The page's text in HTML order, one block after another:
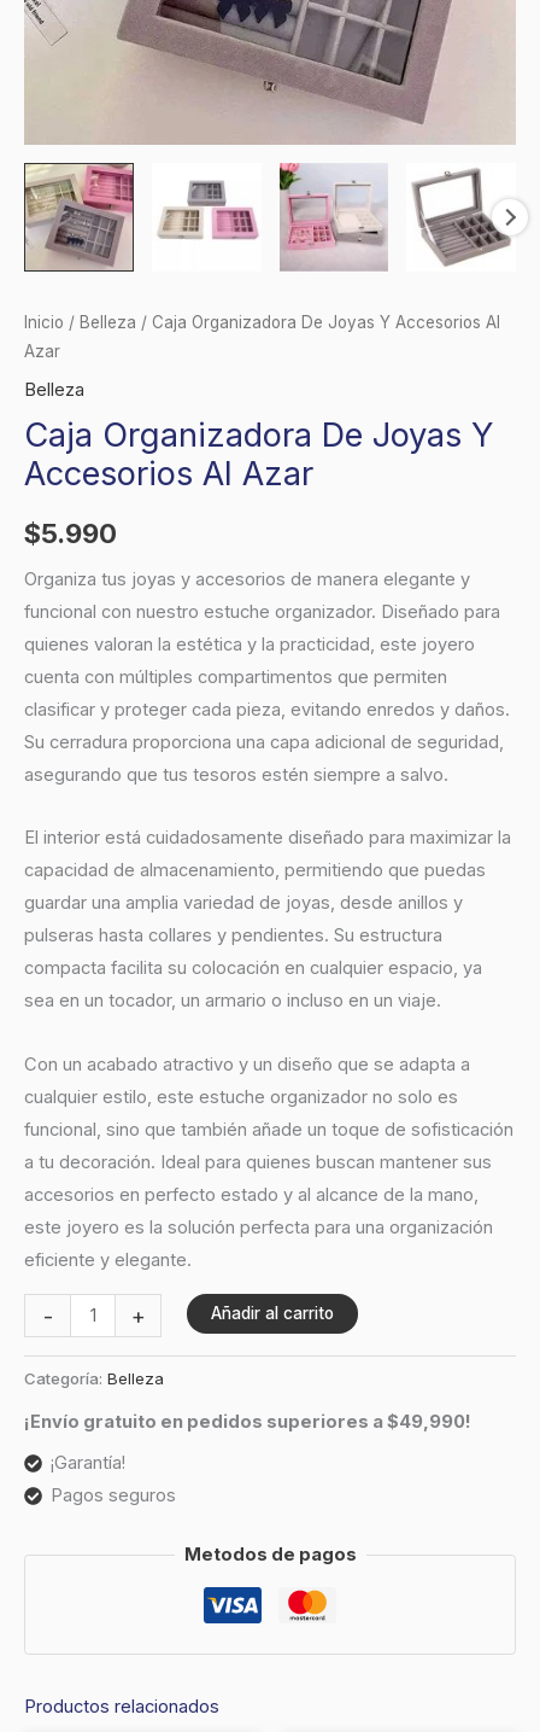
Inicio / Belleza / Caja Organizadora De Joyas Y Accesorios Al
Azar
Belleza
Caja Organizadora De Joyas Y
Accesorios Al Azar
$5.990
Organiza tus joyas y accesorios de manera elegante y
funcional con nuestro estuche organizador. Diseñado para
quienes valoran la estética y la practicidad, este joyero
cuenta con múltiples compartimentos que permiten
clasificar y proteger cada pieza, evitando enredos y daños.
Su cerradura proporciona una capa adicional de seguridad,
asegurando que tus tesoros estén siempre a salvo.
El interior está cuidadosamente diseñado para maximizar la
capacidad de almacenamiento, permitiendo que puedas
guardar una amplia variedad de joyas, desde anillos y
pulseras hasta collares y pendientes. Su estructura
compacta facilita su colocación en cualquier espacio, ya
sea en un tocador, un armario o incluso en un viaje.
Con un acabado atractivo y un diseño que se adapta a
cualquier estilo, este estuche organizador no solo es
funcional, sino que también añade un toque de sofisticación
a tu decoración. Ideal para quienes buscan mantener sus
accesorios en perfecto estado y al alcance de la mano,
este joyero es la solución perfecta para una organización
eficiente y elegante.
- + Añadir al carrito
Categoría: Belleza
¡Envío gratuito en pedidos superiores a $49,990!
¡Garantía!
Pagos seguros
Metodos de pagos
Productos relacionados